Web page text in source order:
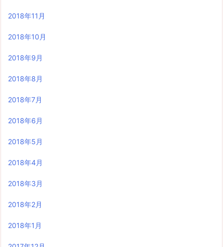
2018年11月
2018年10月
2018年9月
2018年8月
2018年7月
2018年6月
2018年5月
2018年4月
2018年3月
2018年2月
2018年1月